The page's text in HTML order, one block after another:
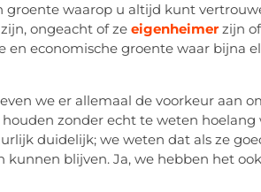
groente waarop u altijd kunt
ongeacht of ze eigenheimerzijn
en economische groente waar bijna
we er allemaal de voorkeur aan
zonder echt te weten hoelang
duidelijk; we weten dat als ze
blijven. Ja, we hebben het